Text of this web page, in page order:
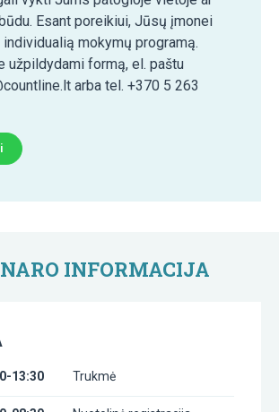
Esant poreikiui, Jūsų įmonei
mokymų programą.
užpildydami formą, el. paštu
arba tel. +370 5 263
INFORMACIJA
13:30 Trukmė